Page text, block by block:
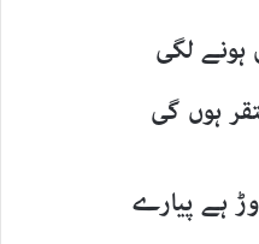
ہونے لگی
ہوں گی
ہے پیارے